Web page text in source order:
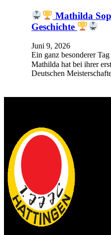
Mathilda
Geschichte
Juni 9, 2026
Ein ganz besonderer
Mathilda hat bei ihrer
Deutschen